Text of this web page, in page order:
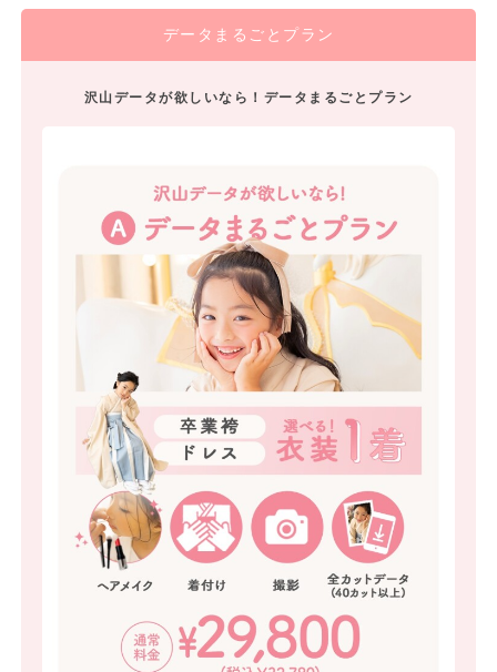
データまるごとプラン
沢山データが欲しいなら！データまるごとプラン